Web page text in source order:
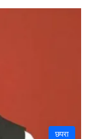
छपरा